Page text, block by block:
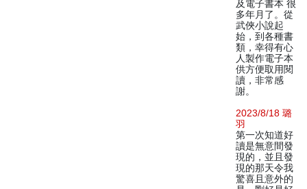
及電子書本 很
多年月了。從
武俠小說起
始，到各種書
類，幸得有心
人製作電子本
供方便取用閱
讀，非常感
謝。
2023/8/18 璐
羽
第一次知道好
讀是無意間發
現的，並且發
現的那天令我
驚喜且意外的